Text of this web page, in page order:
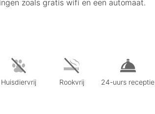
zoals gratis wifi en een automaat.
Huisdiervrij Rookvrij 24-uurs receptie